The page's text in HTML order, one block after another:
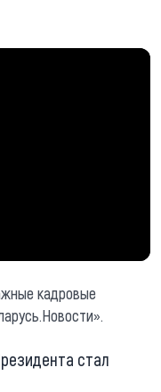
кадровые
стал